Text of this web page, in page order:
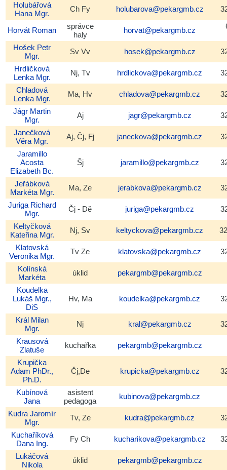
Holubářová
Hana Mgr.
Ch Fy holubarova@pekargmb.cz
Horvát Roman
správce
haly
horvat@pekargmb.cz
Hošek Petr
Mgr.
Sv Vv hosek@pekargmb.cz
Hrdličková
Lenka Mgr.
Nj, Tv hrdlickova@pekargmb.cz
Chladová
Lenka Mgr.
Ma, Hv chladova@pekargmb.cz
Jágr Martin
Mgr.
Aj jagr@pekargmb.cz
Janečková
Věra Mgr.
Aj, Čj, Fj janeckova@pekargmb.cz
Jaramillo
Acosta
Elizabeth Bc.
Šj jaramillo@pekargmb.cz
Jeřábková
Markéta Mgr.
Ma, Ze jerabkova@pekargmb.cz
Juriga Richard
Mgr.
Čj - Dě juriga@pekargmb.cz
Keltyčková
Kateřina Mgr.
Nj, Sv keltyckova@pekargmb.cz
Klatovská
Veronika Mgr.
Tv Ze klatovska@pekargmb.cz
Kolínská
Markéta
úklid
pekargmb@pekargmb.cz
Koudelka
Lukáš Mgr.,
DiS
Hv, Ma koudelka@pekargmb.cz
Král Milan
Mgr.
Nj kral@pekargmb.cz
Krausová
Zlatuše
kuchařka
pekargmb@pekargmb.cz
Krupička
Adam PhDr.,
Ph.D.
Čj,De krupicka@pekargmb.cz
Kubínová
Jana
asistent
pedagoga
kubinova@pekargmb.cz
Kudra Jaromír
Mgr.
Tv, Ze kudra@pekargmb.cz
Kuchaříková
Dana Ing.
Fy Ch kucharikova@pekargmb.cz
Lukáčová
Nikola
úklid
pekargmb@pekargmb.cz